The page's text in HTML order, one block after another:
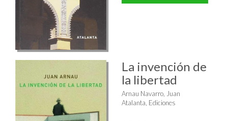
La invención de
la libertad
Arnau Navarro, Juan
Atalanta, Ediciones